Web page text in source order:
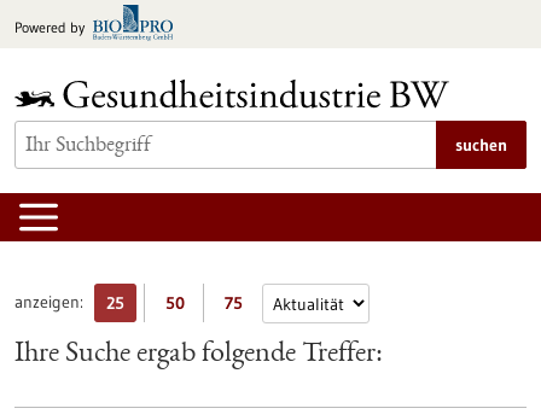
Inhalt
Powered by
suchen
anzeigen: 25 50 75
Ihre Suche ergab folgende Treffer: